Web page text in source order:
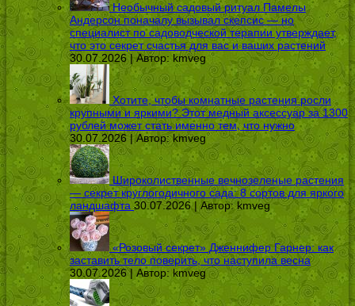
Необычный садовый ритуал Памелы
Андерсон поначалу вызывал скепсис — но
специалист по садоводческой терапии утверждает,
что это секрет счастья для вас и ваших растений
30.07.2026 | Автор: kmveg
Хотите, чтобы комнатные растения росли
крупными и яркими? Этот медный аксессуар за 1300
рублей может стать именно тем, что нужно
30.07.2026 | Автор:kmveg
Широколиственные вечнозеленые растения
— секрет круглогодичного сада: 8 сортов для яркого
ландшафта 30.07.2026 | Автор:kmveg
«Розовый секрет» Дженнифер Гарнер: как
заставить тело поверить, что наступила весна
30.07.2026 | Автор: kmveg